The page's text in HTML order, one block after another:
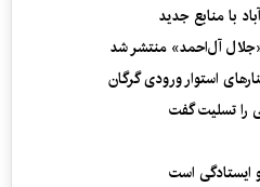
با منابع جدید
«جلال آل‌احمد» منتشر شد
استوار ورودی گرگان
را تسلیت گفت
ایستادگی است